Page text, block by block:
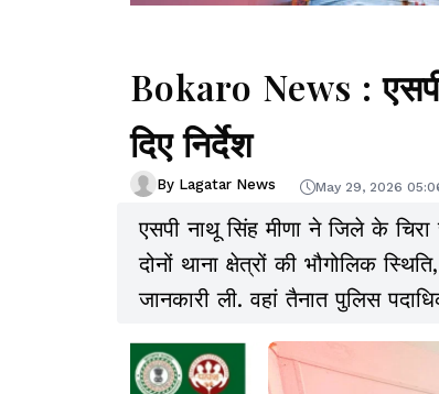
Bokaro News : एसपी
दिए निर्देश
By Lagatar News May 29, 2026
एसपी नाथू सिंह मीणा ने जिले के चिरा
दोनों थाना क्षेत्रों की भौगोलिक
जानकारी ली. वहां तैनात पुलिस